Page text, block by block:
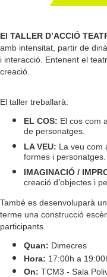
El TALLER D’ACCIÓ
amb intensitat, partir de
i interacció. Entenent el
creació.
El taller treballarà:
EL COS: El cos com
de personatges.
LA VEU: La veu com
formes i personatges.
IMAGINACIÓ /
creació d’objectes i
També es desenvoluparà
terme una construcció
participants.
Quan: Dimecres
Hora: 17:00h a
On: TCM3 - Sala